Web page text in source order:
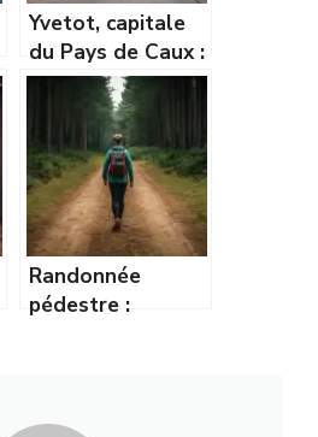
Yvetot, capitale
du Pays de Caux :
renouveau et
dynamisme du
centre-ville
Randonnée
pédestre :
communaux